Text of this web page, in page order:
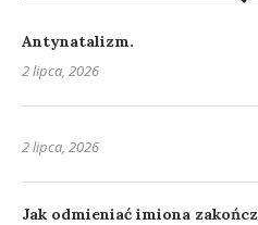
Antynatalizm.
2 lipca, 2026
2 lipca, 2026
Jak odmieniać imiona